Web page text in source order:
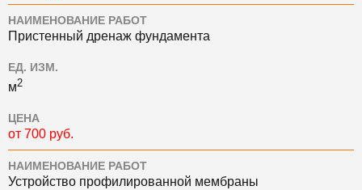
НАИМЕНОВАНИЕ РАБОТ
Пристенный дренаж фундамента
ЕД. ИЗМ.
м2
ЦЕНА
от 700 руб.
НАИМЕНОВАНИЕ РАБОТ
Устройство профилированной мембраны